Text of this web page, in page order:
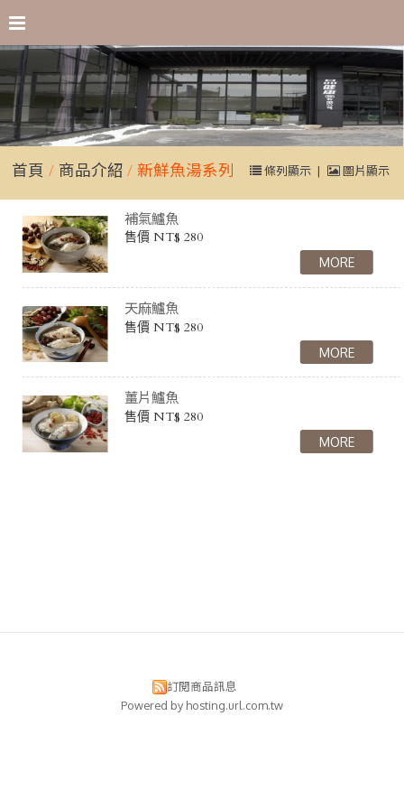
首頁 商品介紹 新鮮魚湯系列 條列顯示 | 圖片顯示
補氣鱸魚
售價 NT$ 280
天麻鱸魚
售價 NT$ 280
薑片鱸魚
售價 NT$ 280
訂閱商品訊息
Powered by hosting.url.com.tw